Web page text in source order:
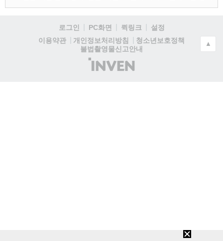
로그인 PC화면 퀵링크
설정
이용약관
개인정보처리방침
청소년보호정책
불법촬영물신고안내
(주)
인
▲